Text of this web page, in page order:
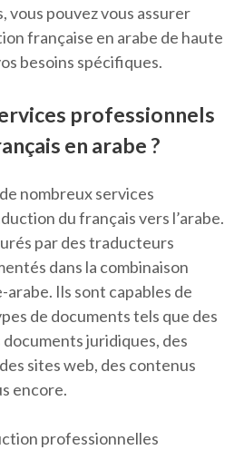
vous pouvez vous assurer
française en arabe de haute
besoins spécifiques.
professionnels
en arabe ?
nombreux services
du français vers l’arabe.
par des traducteurs
dans la combinaison
Ils sont capables de
de documents tels que des
juridiques, des
sites web, des contenus
encore.
professionnelles